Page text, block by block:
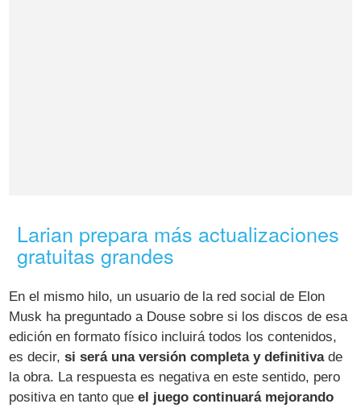
Larian prepara más actualizaciones
gratuitas grandes
En el mismo hilo, un usuario de la red social de Elon
Musk ha preguntado a Douse sobre si los discos de esa
edición en formato físico incluirá todos los contenidos,
es decir,si será una versión completa y definitivade
la obra. La respuesta es negativa en este sentido, pero
positiva en tanto queel juego continuará mejorando